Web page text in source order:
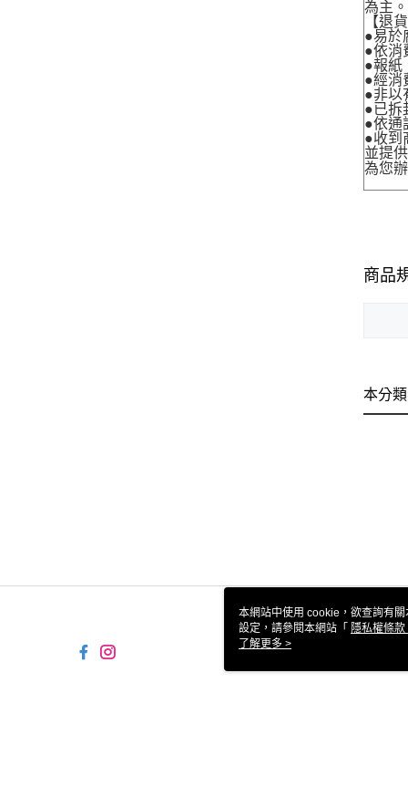
為主。
【退
●易於
●依消
●報紙
●經消
●非以
●已拆
●依通
●收到
並提
為您
商品
本分
本網站中使用 cookie，欲查詢有
設定，請參閱本網站「 隱私權條款
使用 cookie。
了解更多 >